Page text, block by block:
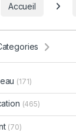
Accueil
(171)
(465)
(70)